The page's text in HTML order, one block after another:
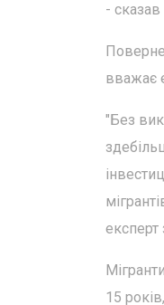
-
вважає
"Без
експерт
15